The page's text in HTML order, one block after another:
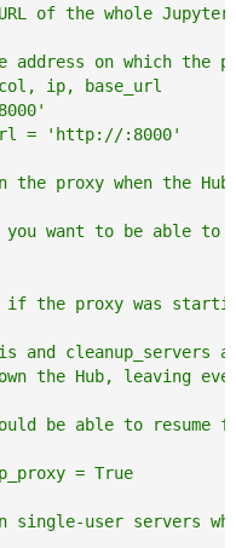
of the whole
on which the
ip, base_url
= 'http://:8000'
the proxy when the
want to be able to
proxy was
cleanup_servers
the Hub, leaving
be able to resume
= True
single-user servers